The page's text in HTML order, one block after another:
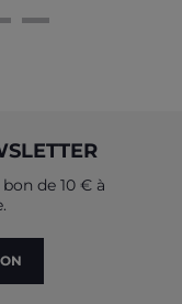
de 10 € à